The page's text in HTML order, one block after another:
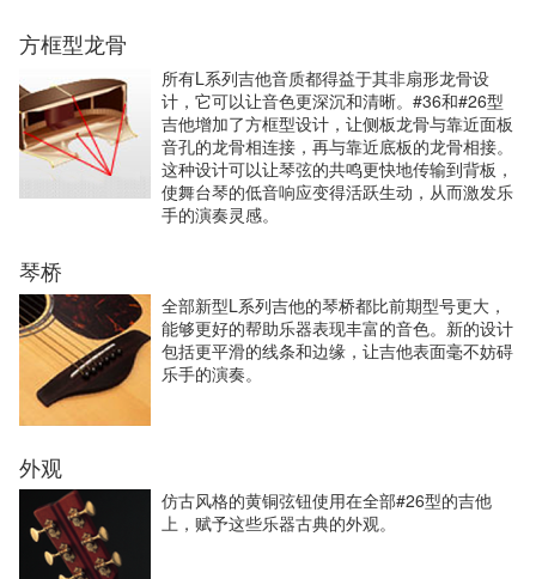
方框型龙骨
所有L系列吉他音质都得益于其非扇形龙骨设
计，它可以让音色更深沉和清晰。#36和#26型
吉他增加了方框型设计，让侧板龙骨与靠近面板
音孔的龙骨相连接，再与靠近底板的龙骨相接。
这种设计可以让琴弦的共鸣更快地传输到背板，
使舞台琴的低音响应变得活跃生动，从而激发乐
手的演奏灵感。
琴桥
全部新型L系列吉他的琴桥都比前期型号更大，
能够更好的帮助乐器表现丰富的音色。新的设计
包括更平滑的线条和边缘，让吉他表面毫不妨碍
乐手的演奏。
外观
仿古风格的黄铜弦钮使用在全部#26型的吉他
上，赋予这些乐器古典的外观。